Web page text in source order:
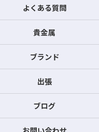
よくある質問
貴金属
ブランド
出張
ブログ